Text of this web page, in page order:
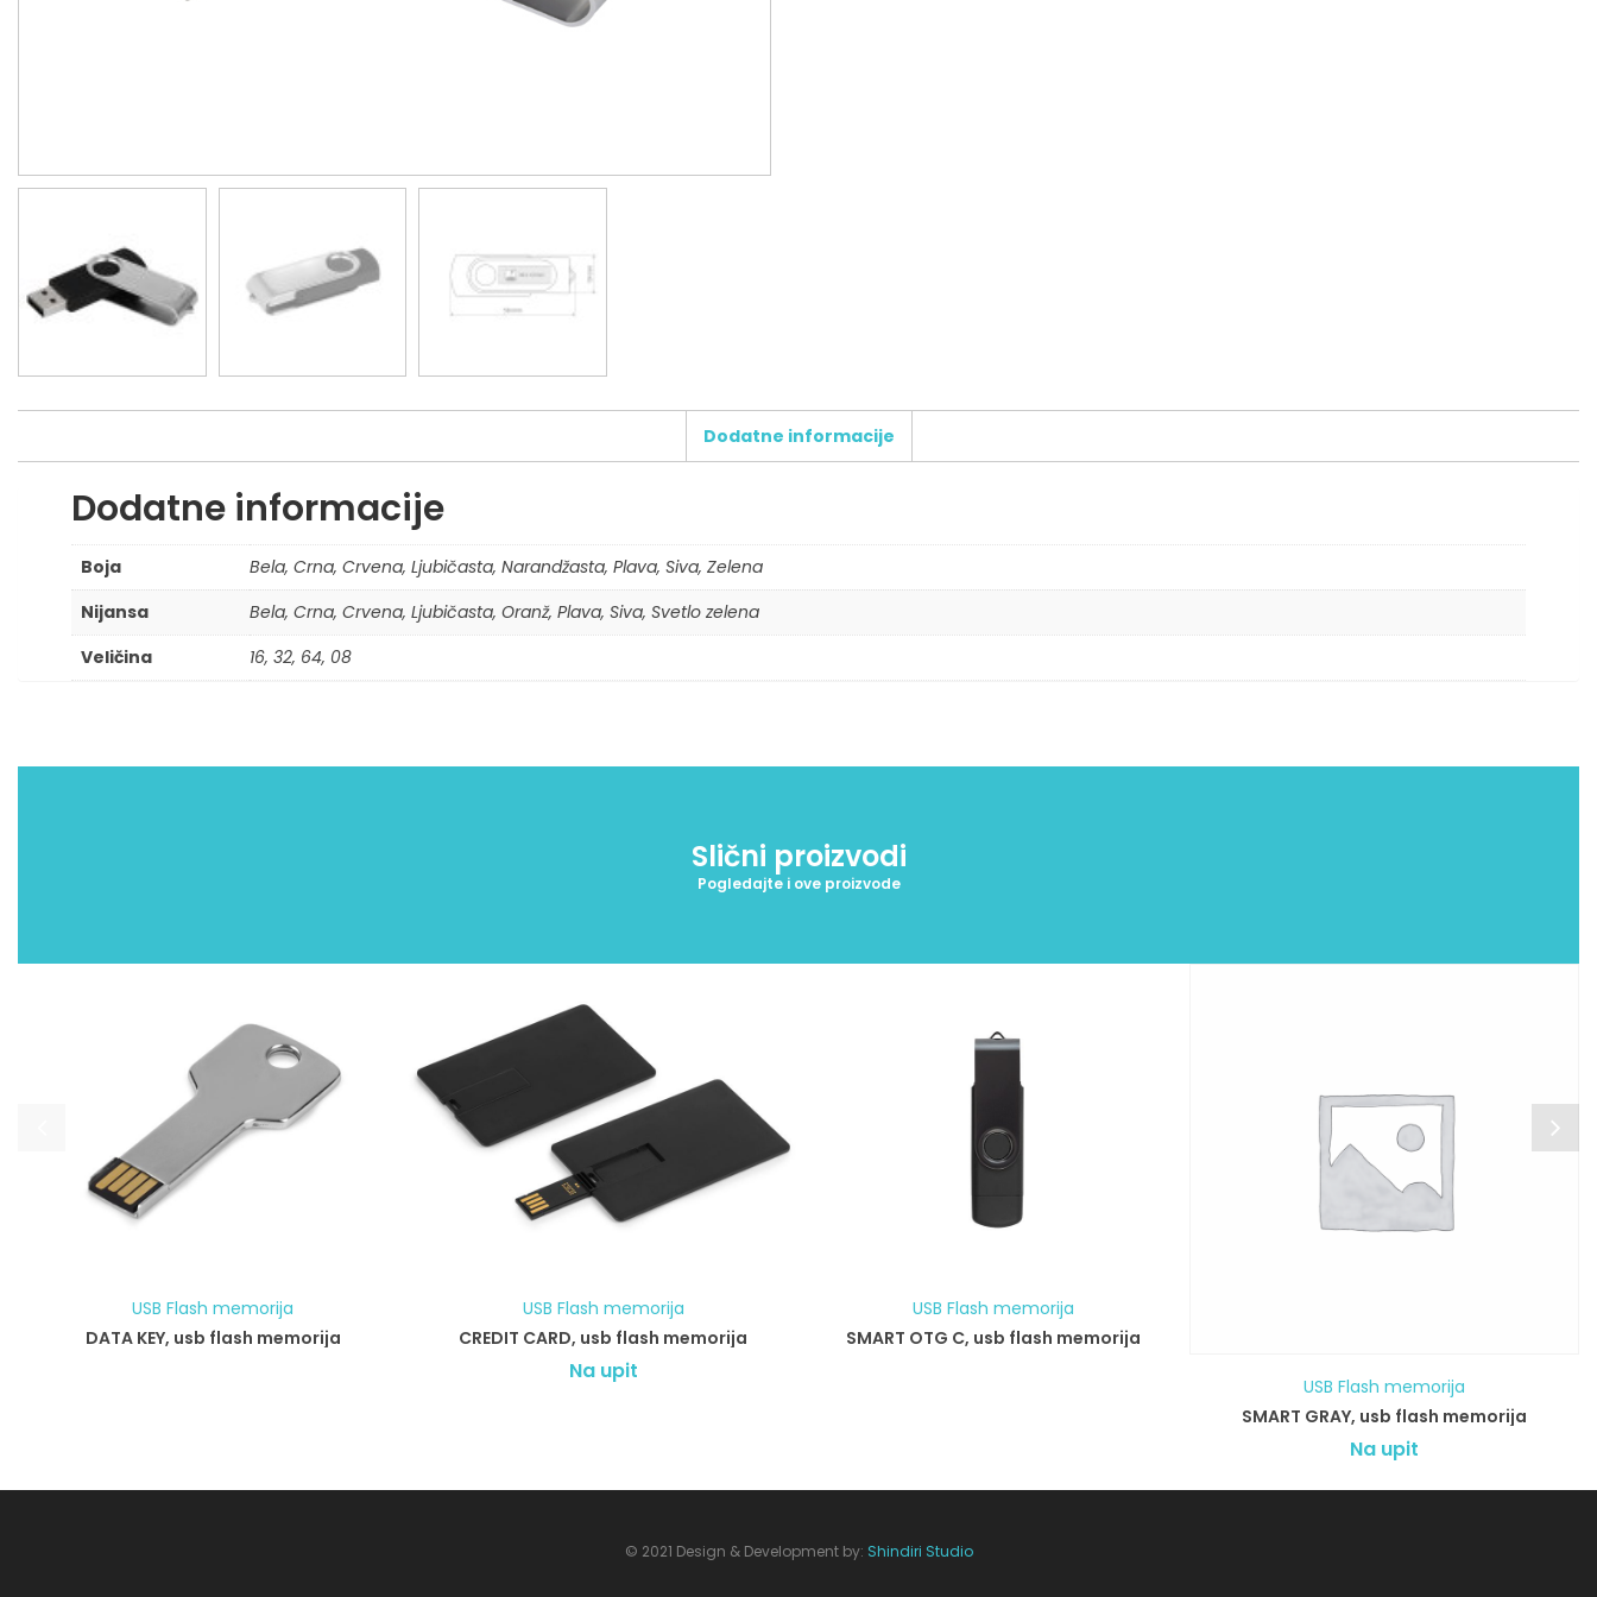
Dodatne informacije
Dodatne informacije
Boja
Bela, Crna, Crvena, Ljubičasta, Narandžasta, Plava, Siva, Zelena
Nijansa
Bela, Crna, Crvena, Ljubičasta, Oranž, Plava, Siva, Svetlo zelena
Veličina
16, 32, 64, 08
Slični proizvodi
Pogledajte i ove proizvode
USB Flash memorija
DATA KEY, usb flash memorija
USB Flash memorija
CREDIT CARD, usb flash memorija
Na upit
USB Flash memorija
SMART OTG C, usb flash memorija
USB Flash memorija
SMART GRAY, usb flash memorija
Na upit
© 2021 Design & Development by: Shindiri Studio